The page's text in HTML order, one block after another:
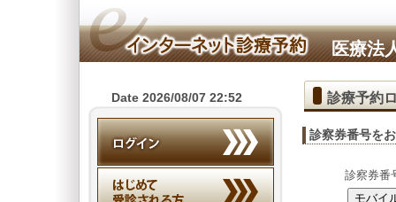
医療法
診療予約
診察券番号を
診察券番
Date 2026/08/07 22:52